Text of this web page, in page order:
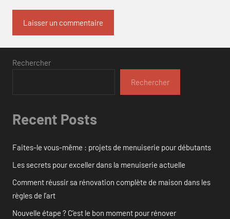
Rechercher
Rechercher
Recent Posts
Faites-le vous-même : projets de menuiserie pour débutants
Les secrets pour exceller dans la menuiserie actuelle
Comment réussir sa rénovation complète de maison dans les
règles de l’art
Nouvelle étape ? C’est le bon moment pour rénover